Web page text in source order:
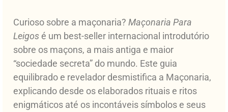
Curioso sobre a maçonaria? Maçonaria Para
Leigos é um best-seller internacional introdutório
sobre os maçons, a mais antiga e maior
“sociedade secreta” do mundo. Este guia
equilibrado e revelador desmistifica a Maçonaria,
explicando desde os elaborados rituais e ritos
enigmáticos até os incontáveis símbolos e seus